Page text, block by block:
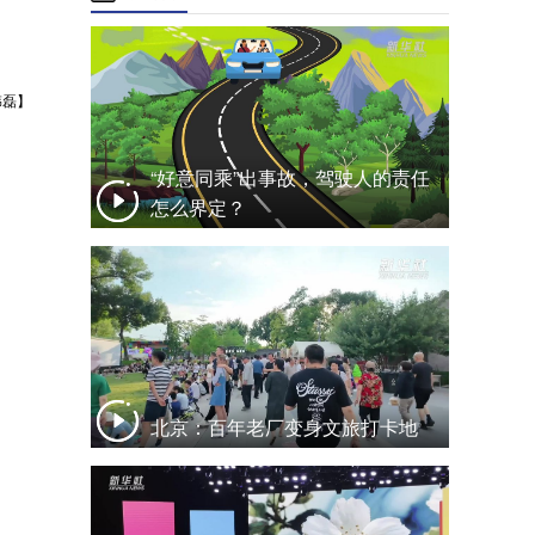
】
“好意同乘”出事故，驾驶人的责任
怎么界定？
北京：百年老厂变身文旅打卡地